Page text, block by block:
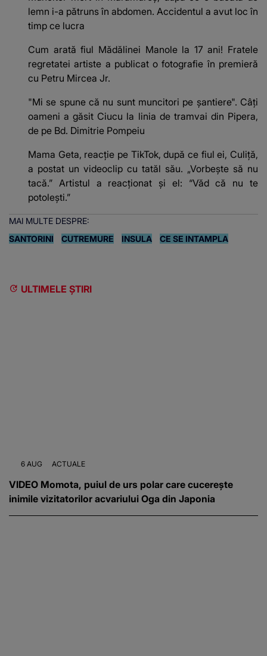
lemn i-a pătruns în abdomen. Accidentul a avut loc în
timp ce lucra
Cum arată fiul Mădălinei Manole la 17 ani! Fratele
regretatei artiste a publicat o fotografie în premieră
cu Petru Mircea Jr.
"Mi se spune că nu sunt muncitori pe șantiere". Câţi
oameni a găsit Ciucu la linia de tramvai din Pipera,
de pe Bd. Dimitrie Pompeiu
Mama Geta, reacție pe TikTok, după ce fiul ei, Culiță,
a postat un videoclip cu tatăl său. „Vorbește să nu
tacă.” Artistul a reacționat și el: “Văd că nu te
potoleşti.”
MAI MULTE DESPRE:
SANTORINI
CUTREMURE INSULA CE SE INTAMPLA
ULTIMELE ȘTIRI
6 AUG ACTUALE
VIDEO Momota, puiul de urs polar care cucerește
inimile vizitatorilor acvariului Oga din Japonia